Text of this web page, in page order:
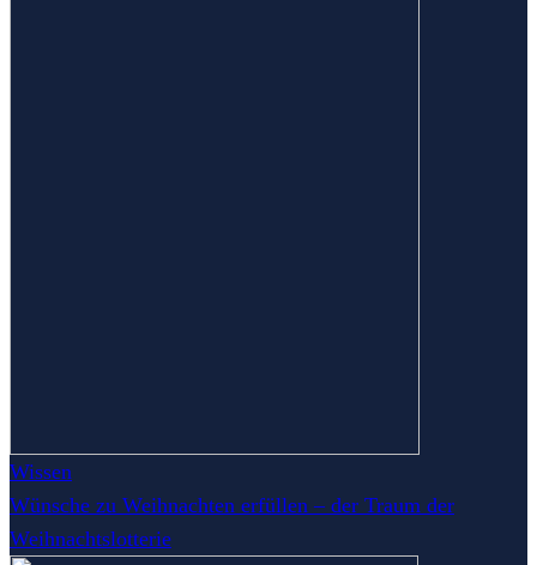
Wissen
Wünsche zu Weihnachten erfüllen – der Traum der
Weihnachtslotterie